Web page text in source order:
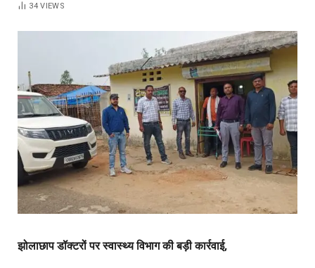
34VIEWS
झोलाछाप डॉक्टरों पर स्वास्थ्य विभाग की बड़ी कार्रवाई,